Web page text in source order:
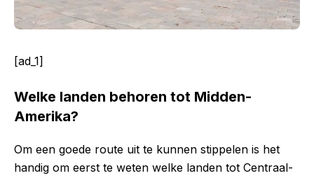
[ad_1]
Welke landen behoren tot Midden-
Amerika?
Om een goede route uit te kunnen stippelen is het
handig om eerst te weten welke landen tot Centraal-